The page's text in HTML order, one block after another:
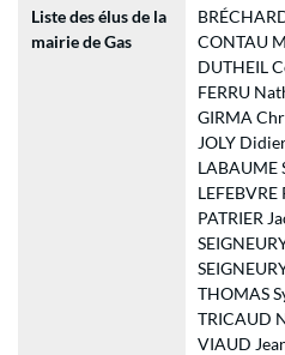
Liste des élus de la
mairie de Gas
CONTAU
DUTHEIL
FERRU
GIRMA
JOLY
LABAUME
PATRIER
THOMAS
TRICAUD
VIAUD